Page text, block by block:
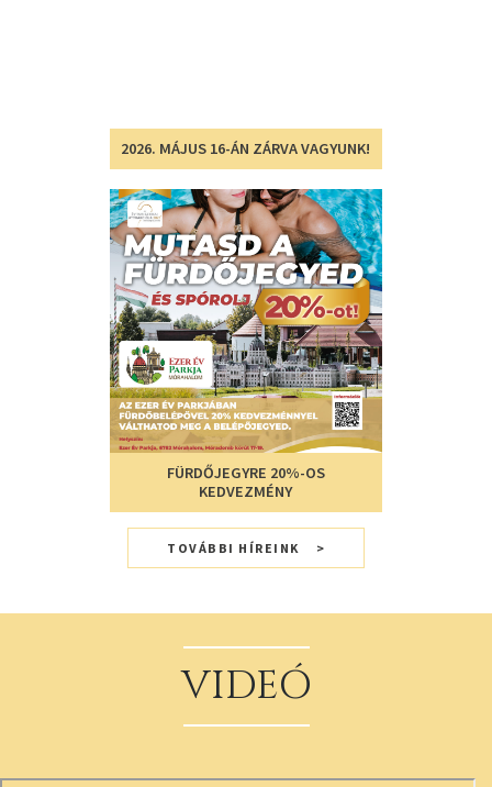
2026. MÁJUS 16-ÁN ZÁRVA VAGYUNK!
FÜRDŐJEGYRE 20%-OS
KEDVEZMÉNY
TOVÁBBI HÍREINK
VIDEÓ